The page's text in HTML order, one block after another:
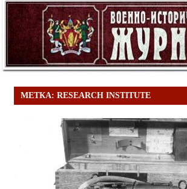
МЕТКА: RESEARCH INSTITUTE